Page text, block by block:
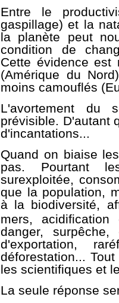
Entre le
gaspillage) et la
la planète peut
condition de
Cette évidence est
(Amérique du
moins camouflés
L'avortement du
prévisible. D'autant
d'incantations...
Quand on biaise
pas. Pourtant
surexploitée,
que la population,
à la biodiversité,
mers,
danger, surpêche,
d'exportation,
déforestation...
les scientifiques et
La seule réponse